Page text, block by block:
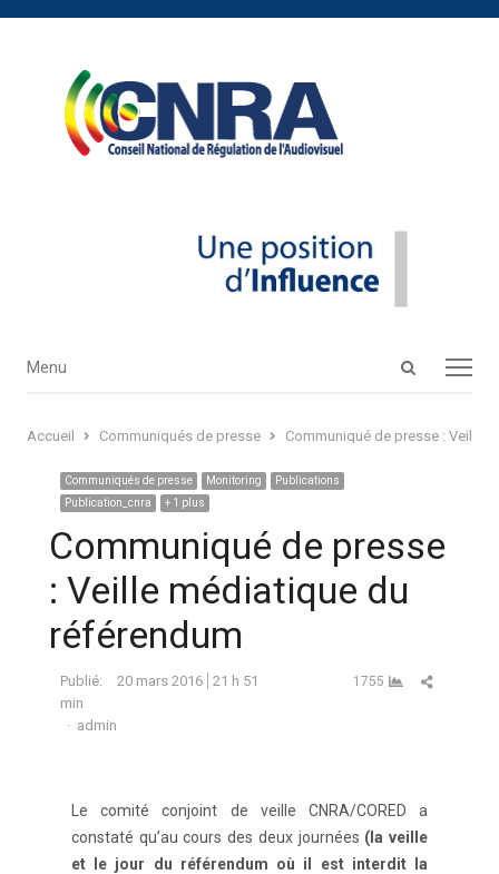
Open
Menu
Menu
Accueil Communiqués de presse Communiqué de presse : Veille
Communiqués de presse Monitoring
Publications
Publication_cnra
+ 1 plus
Communiqué de presse
: Veille médiatique du
référendum
Publié: 20 mars 2016 21 h 51
min
Auteur
admin
1755 Partager
Le comité conjoint de veille CNRA/CORED a
constaté qu’au cours des deux journées (la veille
et le jour du référendum où il est interdit la